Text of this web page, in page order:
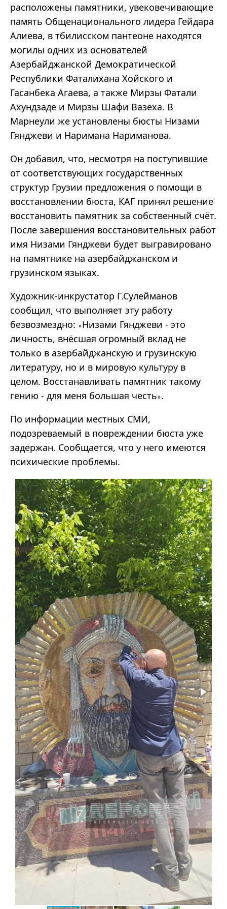
расположены памятники, увековечивающие
память Общенационального лидера Гейдара
Алиева, в тбилисском пантеоне находятся
могилы одних из основателей
Азербайджанской Демократической
Республики Фаталихана Хойского и
Гасанбека Агаева, а также Мирзы Фатали
Ахундзаде и Мирзы Шафи Вазеха. В
Марнеули же установлены бюсты Низами
Гянджеви и Наримана Нариманова.
Он добавил, что, несмотря на поступившие
от соответствующих государственных
структур Грузии предложения о помощи в
восстановлении бюста, КАГ принял решение
восстановить памятник за собственный счёт.
После завершения восстановительных работ
имя Низами Гянджеви будет выгравировано
на памятнике на азербайджанском и
грузинском языках.
Художник-инкрустатор Г.Сулейманов
сообщил, что выполняет эту работу
безвозмездно: «Низами Гянджеви - это
личность, внёсшая огромный вклад не
только в азербайджанскую и грузинскую
литературу, но и в мировую культуру в
целом. Восстанавливать памятник такому
гению - для меня большая честь».
По информации местных СМИ,
подозреваемый в повреждении бюста уже
задержан. Сообщается, что у него имеются
психические проблемы.